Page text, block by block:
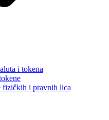
i tokena
fizičkih i pravnih lica